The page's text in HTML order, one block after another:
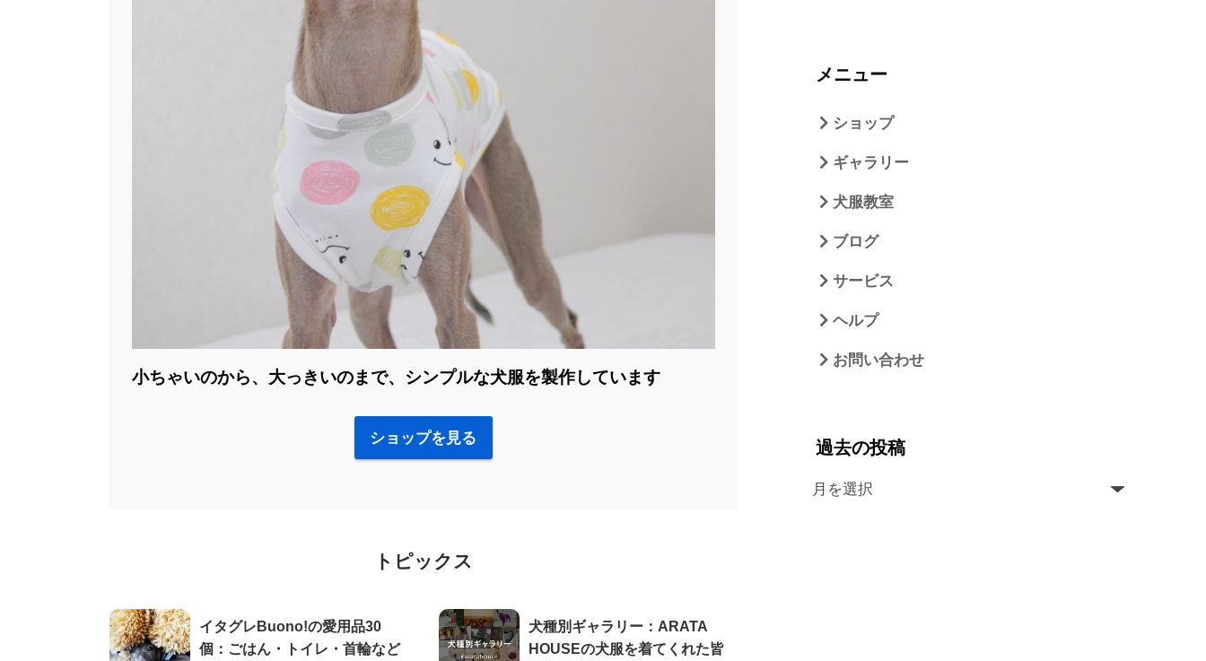
小ちゃいのから、大っきいのまで、シンプルな犬服を製作しています
ショップを見る
トピックス
イタグレBuono!の愛用品30
個：ごはん・トイレ・首輪など
犬種別ギャラリー：ARATA
HOUSEの犬服を着てくれた皆
メニュー
ショップ
ギャラリー
犬服教室
ブログ
サービス
ヘルプ
お問い合わせ
過去の投稿